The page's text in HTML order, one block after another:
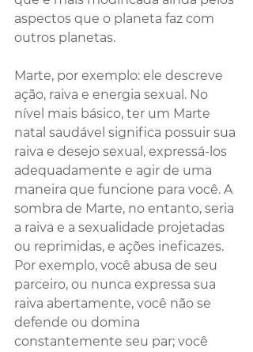
aspectos que o planeta faz com
outros planetas.
Marte, por exemplo: ele descreve
ação, raiva e energia sexual. No
nível mais básico, ter um Marte
natal saudável significa possuir sua
raiva e desejo sexual, expressá-los
adequadamente e agir de uma
maneira que funcione para você. A
sombra de Marte, no entanto, seria
a raiva e a sexualidade projetadas
ou reprimidas, e ações ineficazes.
Por exemplo, você abusa de seu
parceiro, ou nunca expressa sua
raiva abertamente, você não se
defende ou domina
constantemente seu par; você